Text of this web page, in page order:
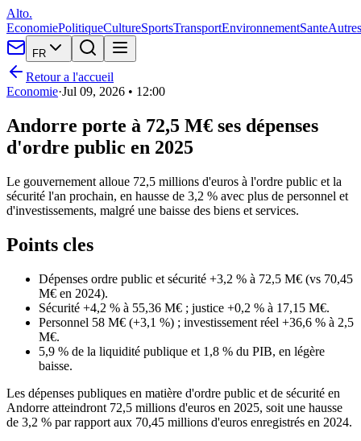
Alto.
EconomiePolitiqueCultureSportsTransportEnvironnementSanteAutres
FR
Retour a l'accueil
Economie·Jul 09, 2026 • 12:00
Andorre porte à 72,5 M€ ses dépenses
d'ordre public en 2025
Le gouvernement alloue 72,5 millions d'euros à l'ordre public et la
sécurité l'an prochain, en hausse de 3,2 % avec plus de personnel et
d'investissements, malgré une baisse des biens et services.
Points cles
Dépenses ordre public et sécurité +3,2 % à 72,5 M€ (vs 70,45
M€ en 2024).
Sécurité +4,2 % à 55,36 M€ ; justice +0,2 % à 17,15 M€.
Personnel 58 M€ (+3,1 %) ; investissement réel +36,6 % à 2,5
M€.
5,9 % de la liquidité publique et 1,8 % du PIB, en légère
baisse.
Les dépenses publiques en matière d'ordre public et de sécurité en
Andorre atteindront 72,5 millions d'euros en 2025, soit une hausse
de 3,2 % par rapport aux 70,45 millions d'euros enregistrés en 2024.